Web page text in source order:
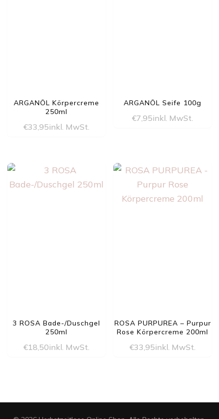
ARGANÖL Körpercreme
250ml
€33,95inkl. MwSt.
ARGANÖL Seife 100g
€7,95inkl. MwSt.
3 ROSA Bade-/Duschgel
250ml
€18,50inkl. MwSt.
ROSA PURPUREA – Purpur
Rose Körpercreme 200ml
€33,95inkl. MwSt.